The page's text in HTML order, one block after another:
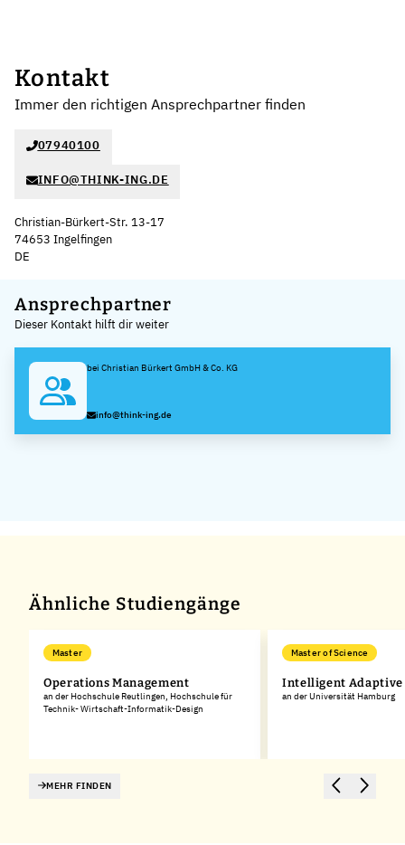
Kontakt
Immer den richtigen Ansprechpartner finden
07940100
INFO@THINK-ING.DE
Christian-Bürkert-Str. 13-17
74653 Ingelfingen
DE
+
−
Ansprechpartner
Dieser Kontakt hilft dir weiter
bei Christian Bürkert GmbH & Co. KG
info@think-ing.de
Ähnliche Studiengänge
Master
Operations Management
an der Hochschule Reutlingen, Hochschule für
Technik- Wirtschaft-Informatik-Design
Master of Science
Intelligent Adaptive
an der Universität Hamburg
MEHR FINDEN